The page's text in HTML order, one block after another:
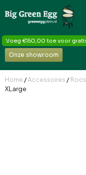
Voeg €150,00 toe voor
Onze showroom
Home /Accessoires /
XLarge